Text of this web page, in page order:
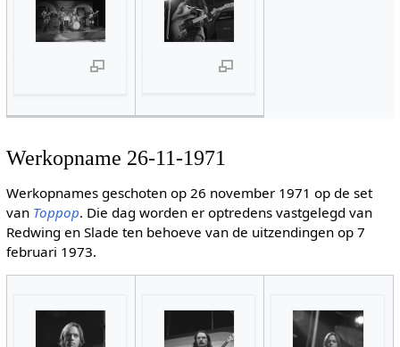
Werkopname 26-11-1971
Werkopnames geschoten op 26 november 1971 op de set
van Toppop. Die dag worden er optredens vastgelegd van
Redwing en Slade ten behoeve van de uitzendingen op 7
februari 1973.